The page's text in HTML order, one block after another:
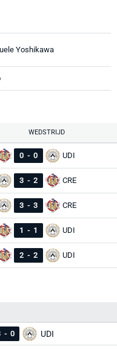
Yoshikawa
WEDSTRIJD
0 - 0 UDI
3 - 2 CRE
3 - 3 CRE
1 - 1 UDI
2 - 2 UDI
- 0 UDI